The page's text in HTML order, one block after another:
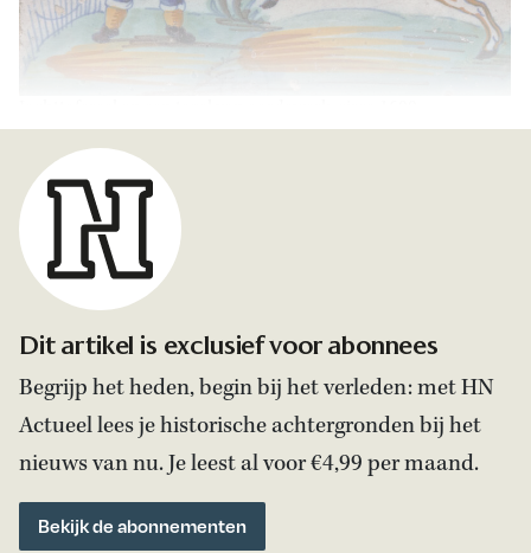
Dit artikel is exclusief voor abonnees
Begrijp het heden, begin bij het verleden: met HN
Actueel lees je historische achtergronden bij het
nieuws van nu. Je leest al voor €4,99 per maand.
Bekijk de abonnementen